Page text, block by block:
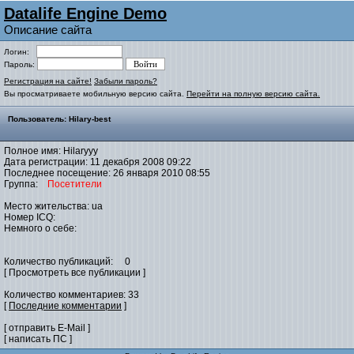
Datalife Engine Demo
Описание сайта
Логин:
Пароль:
Регистрация на сайте! Забыли пароль?
Вы просматриваете мобильную версию сайта. Перейти на полную версию сайта.
Пользователь: Hilary-best
Полное имя: Hilaryyy
Дата регистрации: 11 декабря 2008 09:22
Последнее посещение: 26 января 2010 08:55
Группа:
Посетители
Место жительства: ua
Номер ICQ:
Немного о себе:
Количество публикаций: 0
[ Просмотреть все публикации ]
Количество комментариев: 33
[ Последние комментарии ]
[ отправить E-Mail ]
[ написать ПС ]